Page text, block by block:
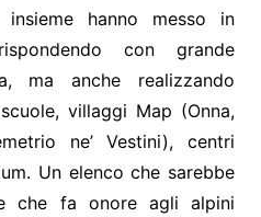
hanno messo in
con grande
ma anche realizzando
villaggi Map (Onna,
ne’ Vestini), centri
Un elenco che sarebbe
che fa onore agli alpini